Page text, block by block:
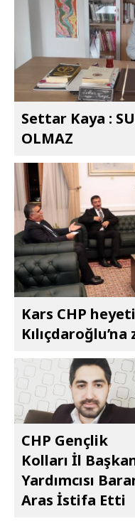
Settar Kaya :
OLMAZ
Kars CHP
CHP Gençlik
Kolları İl
Yardımcısı
Aras İstifa Etti